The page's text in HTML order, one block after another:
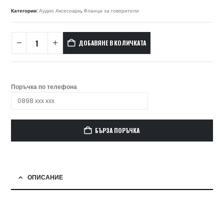
Категории:Аудио Аксесоари,Фланци за говорители
ДОБАВЯНЕ В КОЛИЧКАТА
Поръчка по телефона
БЪРЗА ПОРЪЧКА
ОПИСАНИЕ